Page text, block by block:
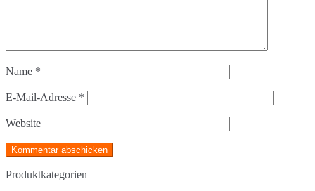
Name *
E-Mail-Adresse *
Website
Produktkategorien